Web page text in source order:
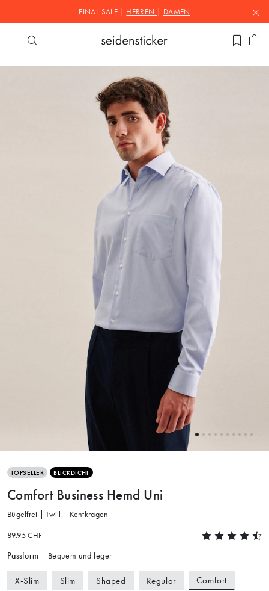
FINAL SALE | HERREN DAMEN
TOPSELLER BLICKDICHT
Comfort Business Hemd Uni
Bügelfrei | Twill | Kentkragen
89.95 CHF
Passform Bequem und leger
X-Slim Slim Shaped Regular Comfort